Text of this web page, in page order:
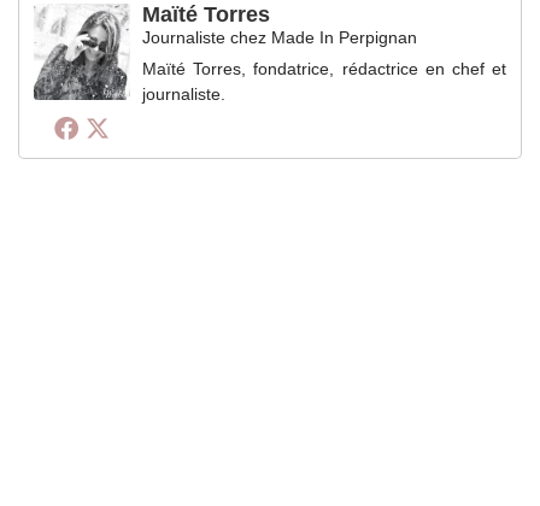
Maïté Torres
Journaliste chez Made In Perpignan
Maïté Torres, fondatrice, rédactrice en chef et
journaliste.